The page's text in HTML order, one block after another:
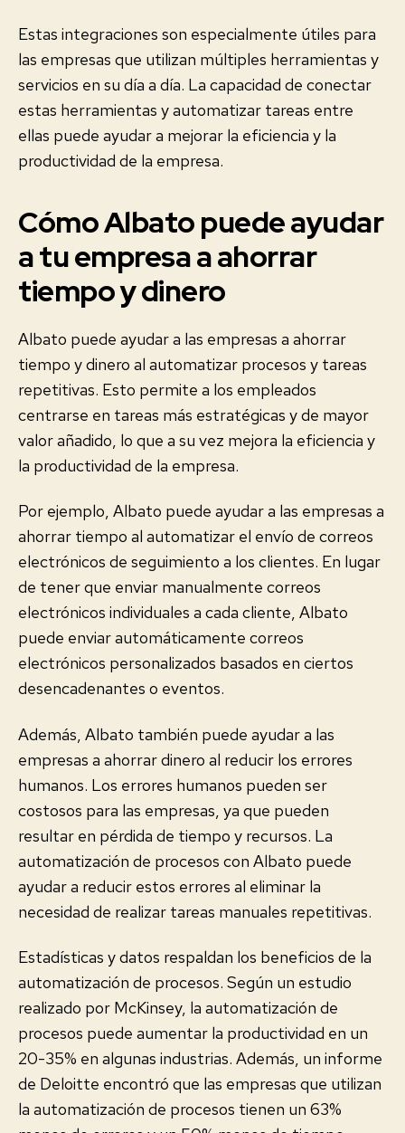
Estas integraciones son especialmente útiles para
las empresas que utilizan múltiples herramientas y
servicios en su día a día. La capacidad de conectar
estas herramientas y automatizar tareas entre
ellas puede ayudar a mejorar la eficiencia y la
productividad de la empresa.
Cómo Albato puede ayudar
a tu empresa a ahorrar
tiempo y dinero
Albato puede ayudar a las empresas a ahorrar
tiempo y dinero al automatizar procesos y tareas
repetitivas. Esto permite a los empleados
centrarse en tareas más estratégicas y de mayor
valor añadido, lo que a su vez mejora la eficiencia y
la productividad de la empresa.
Por ejemplo, Albato puede ayudar a las empresas a
ahorrar tiempo al automatizar el envío de correos
electrónicos de seguimiento a los clientes. En lugar
de tener que enviar manualmente correos
electrónicos individuales a cada cliente, Albato
puede enviar automáticamente correos
electrónicos personalizados basados en ciertos
desencadenantes o eventos.
Además, Albato también puede ayudar a las
empresas a ahorrar dinero al reducir los errores
humanos. Los errores humanos pueden ser
costosos para las empresas, ya que pueden
resultar en pérdida de tiempo y recursos. La
automatización de procesos con Albato puede
ayudar a reducir estos errores al eliminar la
necesidad de realizar tareas manuales repetitivas.
Estadísticas y datos respaldan los beneficios de la
automatización de procesos. Según un estudio
realizado por McKinsey, la automatización de
procesos puede aumentar la productividad en un
20-35% en algunas industrias. Además, un informe
de Deloitte encontró que las empresas que utilizan
la automatización de procesos tienen un 63%